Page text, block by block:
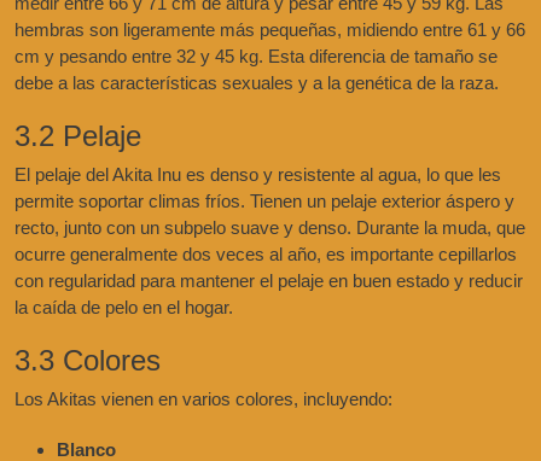
hembras son ligeramente más pequeñas, midiendo entre 61 y 66
cm y pesando entre 32 y 45 kg. Esta diferencia de tamaño se
debe a las características sexuales y a la genética de la raza.
3.2 Pelaje
El pelaje del Akita Inu es denso y resistente al agua, lo que les
permite soportar climas fríos. Tienen un pelaje exterior áspero y
recto, junto con un subpelo suave y denso. Durante la muda, que
ocurre generalmente dos veces al año, es importante cepillarlos
con regularidad para mantener el pelaje en buen estado y reducir
la caída de pelo en el hogar.
3.3 Colores
Los Akitas vienen en varios colores, incluyendo:
Blanco